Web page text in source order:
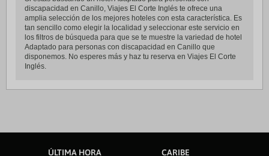
discapacidad en Canillo, Viajes El Corte Inglés te ofrece una
amplia selección de los mejores hoteles con esta característica. Es
tan sencillo como elegir la localidad y seleccionar este servicio en
los filtros de búsqueda para que se te muestre la variedad de hotel
Adaptado para personas con discapacidad en Canillo que
disponemos. No esperes más y haz tu reserva en Viajes El Corte
Inglés.
ÚLTIMA HORA
CARIBE